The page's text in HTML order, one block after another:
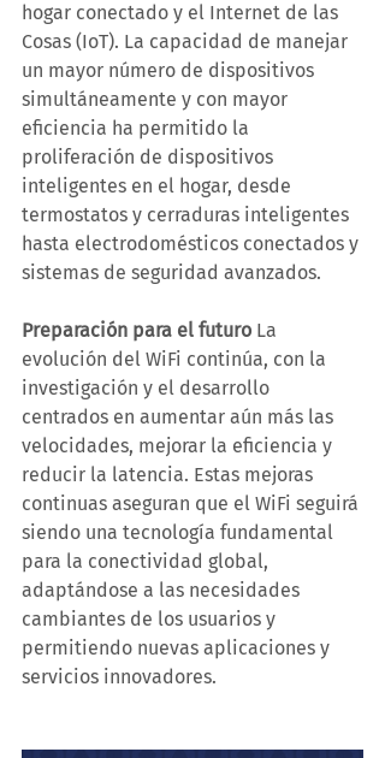
hogar conectado y el Internet de las
Cosas (IoT). La capacidad de manejar
un mayor número de dispositivos
simultáneamente y con mayor
eficiencia ha permitido la
proliferación de dispositivos
inteligentes en el hogar, desde
termostatos y cerraduras inteligentes
hasta electrodomésticos conectados y
sistemas de seguridad avanzados.
Preparación para el futuro La
evolución del WiFi continúa, con la
investigación y el desarrollo
centrados en aumentar aún más las
velocidades, mejorar la eficiencia y
reducir la latencia. Estas mejoras
continuas aseguran que el WiFi seguirá
siendo una tecnología fundamental
para la conectividad global,
adaptándose a las necesidades
cambiantes de los usuarios y
permitiendo nuevas aplicaciones y
servicios innovadores.